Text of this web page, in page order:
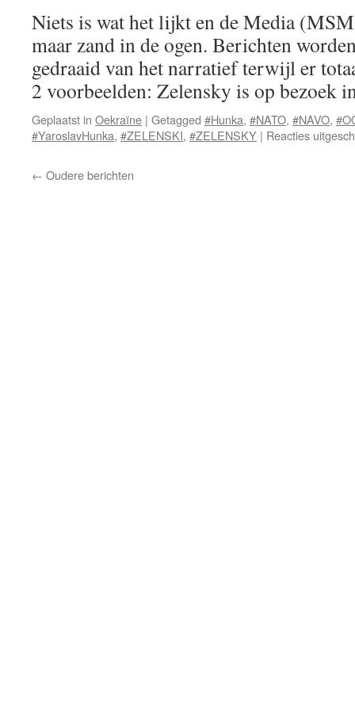
Niets is wat het lijkt en de Media
maar zand in de ogen. Berichten
gedraaid van het narratief terwijl er
2 voorbeelden: Zelensky is op
Geplaatst in Oekraïne | Getagged #Hunka, #NATO, #NAVO,
#YaroslavHunka, #ZELENSKI, #ZELENSKY | Reacties
← Oudere berichten